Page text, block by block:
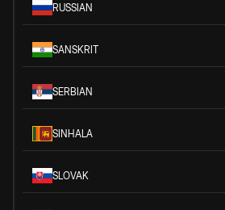
RUSSIAN
SANSKRIT
SERBIAN
SINHALA
SLOVAK